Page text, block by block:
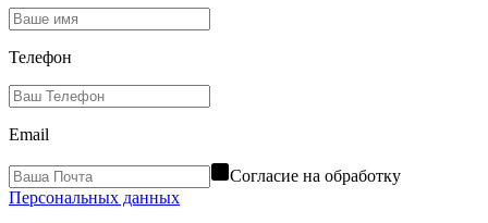
Телефон
Email
Согласие на обработку
Персональных данных